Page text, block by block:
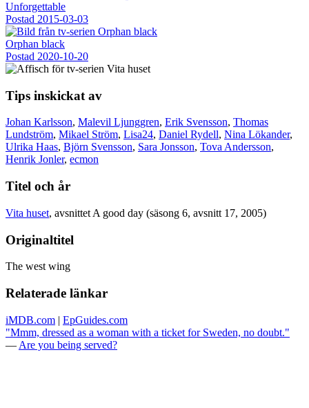
Unforgettable
Postad 2015-03-03
Orphan black
Postad 2020-10-20
Tips inskickat av
Johan Karlsson, Malevil Ljunggren, Erik Svensson, Thomas
Lundström, Mikael Ström, Lisa24, Daniel Rydell, Nina Lökander,
Ulrika Haas, Björn Svensson, Sara Jonsson, Tova Andersson,
Henrik Jonler, ecmon
Titel och år
Vita huset, avsnittet A good day (säsong 6, avsnitt 17, 2005)
Originaltitel
The west wing
Relaterade länkar
iMDB.com | EpGuides.com
"Mmm, dressed as a woman with a ticket for Sweden, no doubt."
— Are you being served?